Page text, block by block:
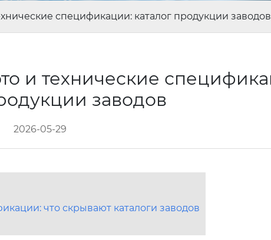
спецификации: каталог продукции заводов
и технические
заводов
2026-05-29
что скрывают каталоги заводов